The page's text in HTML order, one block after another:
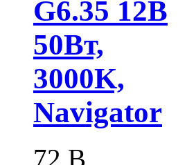
G6.35 12В
50Вт,
3000K,
Navigator
72 В